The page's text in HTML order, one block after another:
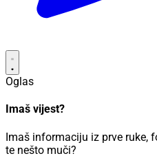
Oglas
Imaš vijest?
Imaš informaciju iz prve ruke,
te nešto muči?